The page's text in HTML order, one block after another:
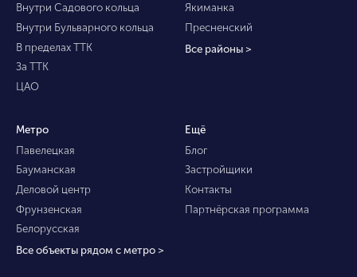
Внутри Садового кольца
Внутри Бульварного кольца
В пределах ТТК
За ТТК
ЦАО
Якиманка
Пресненский
Все районы >
Метро
Павелецкая
Бауманская
Деловой центр
Фрунзенская
Белорусская
Все объекты рядом с метро >
Ещё
Блог
Застройщики
Контакты
Партнёрская программа